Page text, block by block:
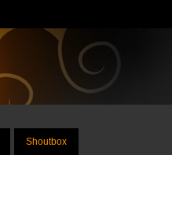
Shoutbox